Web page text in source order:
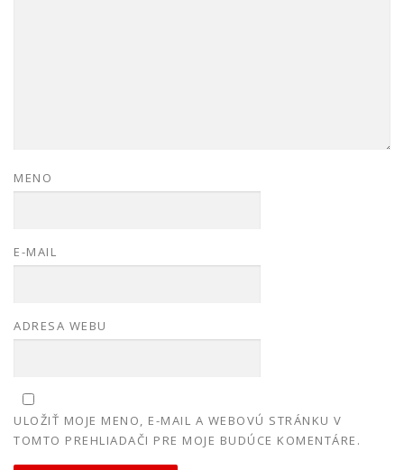
MENO
E-MAIL
ADRESA WEBU
ULOŽIŤ MOJE MENO, E-MAIL A WEBOVÚ STRÁNKU V
TOMTO PREHLIADAČI PRE MOJE BUDÚCE KOMENTÁRE.